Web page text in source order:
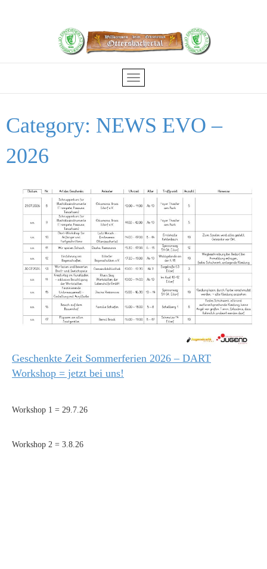
Category: NEWS EVO –
2026
Geschenkte Zeit Sommerferien 2026 – DART
Workshop = jetzt bei uns!
Workshop 1 = 29.7.26
Workshop 2 = 3.8.26